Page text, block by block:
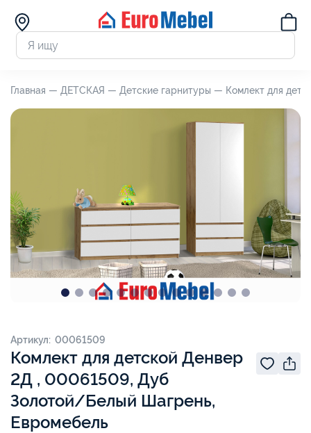
Главная — ДЕТСКАЯ — Детские гарнитуры — Комлект для
Комлект для детской Денвер
2Д , 00061509, Дуб
Золотой/Белый Шагрень,
Евромебель
Артикул: 00061509